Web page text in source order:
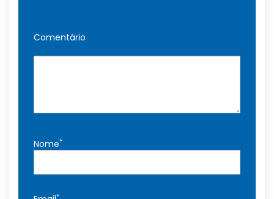
Comentário
Nome*
*